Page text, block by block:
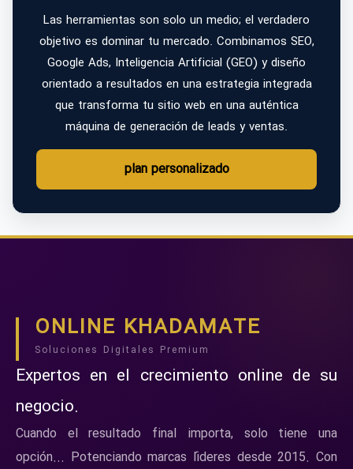
Las herramientas son solo un medio; el verdadero
objetivo es dominar tu mercado. Combinamos SEO,
Google Ads, Inteligencia Artificial (GEO) y diseño
orientado a resultados en una estrategia integrada
que transforma tu sitio web en una auténtica
máquina de generación de leads y ventas.
plan personalizado
ONLINE KHADAMATE
Soluciones Digitales Premium
Expertos en el crecimiento online de su
negocio.
Cuando el resultado final importa, solo tiene una
opción... Potenciando marcas líderes desde 2015. Con